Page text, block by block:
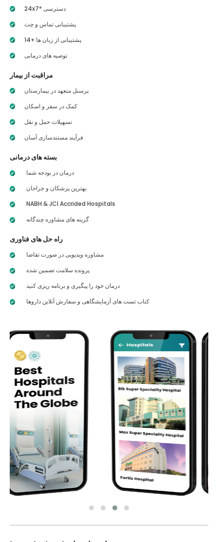
24x7* دسترسی
پشتیبانی تماس و چت
14+ پشتیبانی از زبان ها
توصیه های درمانی
مراقبت از بیمار
پرسنل متعهد در بیمارستان
کمک در سفر و اسکان
تسهیلات حمل و نقل
فرآیند مستندسازی آسان
بسته های درمانی
درمان در بودجه شما
بهترین پزشکان و جراحان
NABH & JCI Accrided Hospitals
گزینه های مشاوره چندگانه
راه حل های فناوری
مشاوره ویدیویی در صورت تقاضا
پرونده سلامت تضمین شده
درمان خود را پیگیری و برنامه ریزی کنید
کتاب تست های آزمایشگاهی و سفارش آنلاین داروها